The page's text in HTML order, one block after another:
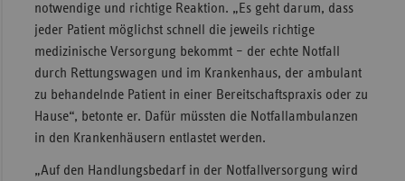
notwendige und richtige Reaktion. „Es geht darum, dass
jeder Patient möglichst schnell die jeweils richtige
medizinische Versorgung bekommt – der echte Notfall
durch Rettungswagen und im Krankenhaus, der ambulant
zu behandelnde Patient in einer Bereitschaftspraxis oder zu
Hause“, betonte er. Dafür müssten die Notfallambulanzen
in den Krankenhäusern entlastet werden.
„Auf den Handlungsbedarf in der Notfallversorgung wird